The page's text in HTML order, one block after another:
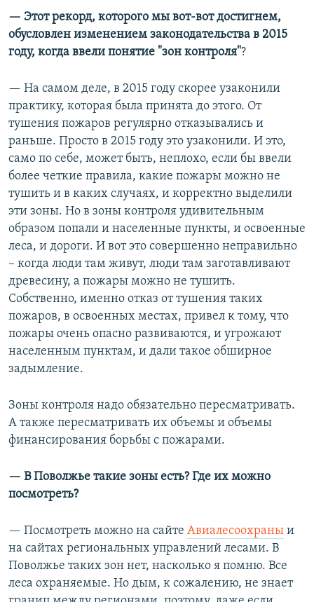
— Этот рекорд, которого мы вот-вот достигнем,
обусловлен изменением законодательства в 2015
году, когда ввели понятие "зон контроля"?
— На самом деле, в 2015 году скорее узаконили
практику, которая была принята до этого. От
тушения пожаров регулярно отказывались и
раньше. Просто в 2015 году это узаконили. И это,
само по себе, может быть, неплохо, если бы ввели
более четкие правила, какие пожары можно не
тушить и в каких случаях, и корректно выделили
эти зоны. Но в зоны контроля удивительным
образом попали и населенные пункты, и освоенные
леса, и дороги. И вот это совершенно неправильно
– когда люди там живут, люди там заготавливают
древесину, а пожары можно не тушить.
Собственно, именно отказ от тушения таких
пожаров, в освоенных местах, привел к тому, что
пожары очень опасно развиваются, и угрожают
населенным пунктам, и дали такое обширное
задымление.
Зоны контроля надо обязательно пересматривать.
А также пересматривать их объемы и объемы
финансирования борьбы с пожарами.
— В Поволжье такие зоны есть? Где их можно
посмотреть?
— Посмотреть можно на сайте Авиалесоохраны и
на сайтах региональных управлений лесами. В
Поволжье таких зон нет, насколько я помню. Все
леса охраняемые. Но дым, к сожалению, не знает